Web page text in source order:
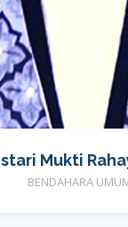
Mukti
BENDAHARA